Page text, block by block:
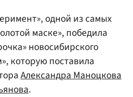
одной из самых
маске», победила
новосибирского
которую поставила
Александра Маноцкова
.